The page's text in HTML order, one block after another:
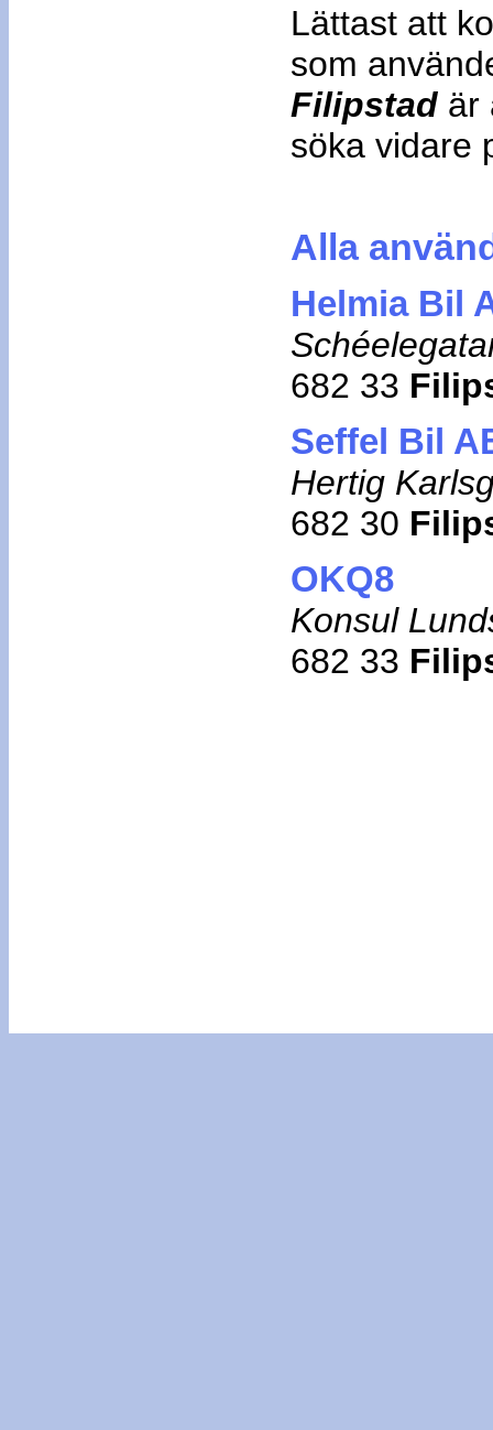
Lättast att
som
Filipstad är
söka vidare
Alla
Helmia Bil
682 33
Seffel Bil
Hertig
682 30
OKQ8
Konsul
682 33